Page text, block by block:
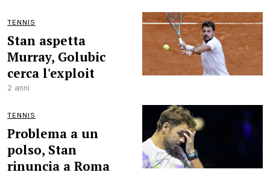
TENNIS
Stan aspetta
Murray, Golubic
cerca l'exploit
2 anni
TENNIS
Problema a un
polso, Stan
rinuncia a Roma